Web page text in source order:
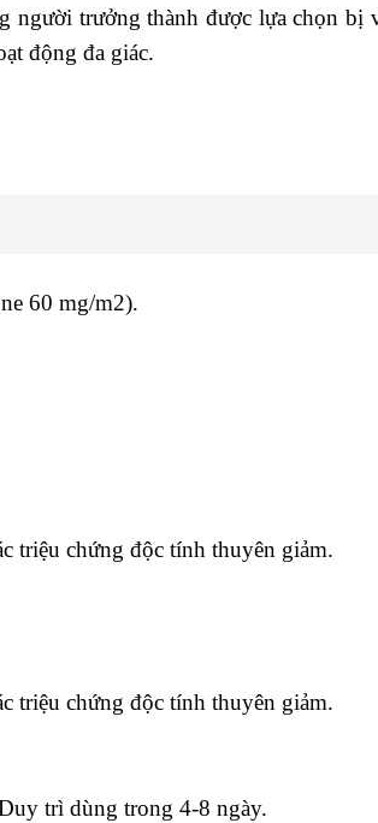
người trưởng thành được lựa chọn bị
động đa giác.
60 mg/m2).
triệu chứng độc tính thuyên giảm.
triệu chứng độc tính thuyên giảm.
trì dùng trong 4-8 ngày.